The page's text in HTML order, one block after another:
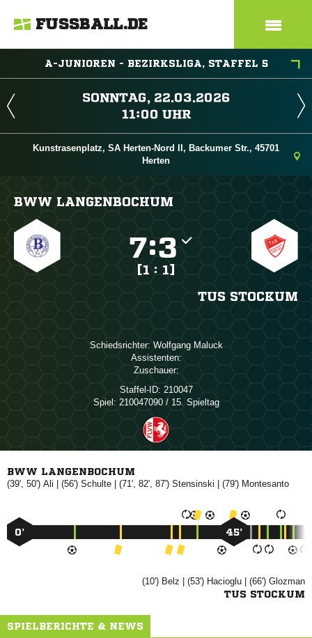
FUSSBALL.DE
A-JUNIOREN - BEZIRKSLIGA, STAFFEL 5
 
 
Kunstrasenplatz, SA Herten-Nord II, Backumer Str., 45701
Herten
BWW LANGENBOCHUM
:
[1 : 1]
TUS STOCKUM
Schiedsrichter:  
Assistenten:
Zuschauer:
Staffel-ID: 210047
Spiel: 210047090 / 15. Spieltag
BWW LANGENBOCHUM
(39', 50')  | (56')  | (71', 82', 87')  | (79') 
0’ 45’
(10')  | (53')  | (66') 
TUS STOCKUM
SPIELBERICHTE & NEWS